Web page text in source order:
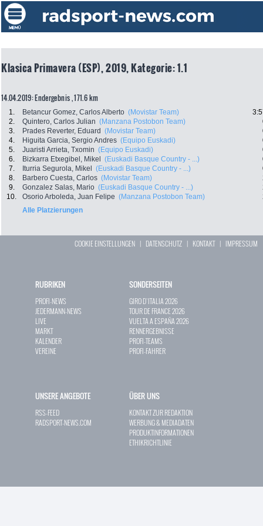
Klasica Primavera (ESP), 2019, Kategorie: 1.1
14.04.2019: Endergebnis , 171.6 km
1. Betancur Gomez, Carlos Alberto (Movistar Team)
2.
Quintero, Carlos Julian (Manzana Postobon Team)
3.
Prades Reverter, Eduard (Movistar Team)
4.
Higuita Garcia, Sergio Andres (Equipo Euskadi)
5.
Juaristi Arrieta, Txomin (Equipo Euskadi)
6.
Bizkarra Etxegibel, Mikel (Euskadi Basque Country - ...)
7.
Iturria Segurola, Mikel (Euskadi Basque Country - ...)
8.
Barbero Cuesta, Carlos (Movistar Team)
9.
Gonzalez Salas, Mario (Euskadi Basque Country - ...)
10.
Osorio Arboleda, Juan Felipe (Manzana Postobon Team)
Alle Platzierungen
COOKIE EINSTELLUNGEN | DATENSCHUTZ | KONTAKT| IMPRESSUM
RUBRIKEN
PROFI-NEWS
JEDERMANN-NEWS
LIVE
MARKT
KALENDER
VEREINE
SONDERSEITEN
GIRO D`ITALIA 2026
TOUR DE FRANCE 2026
VUELTA A ESPAÑA 2026
RENNERGEBNISSE
PROFI-TEAMS
PROFI-FAHRER
UNSERE ANGEBOTE
RSS-FEED
RADSPORT-NEWS.COM
ÜBER UNS
KONTAKT ZUR REDAKTION
WERBUNG & MEDIADATEN
PRODUKTINFORMATIONEN
ETHIKRICHTLINIE